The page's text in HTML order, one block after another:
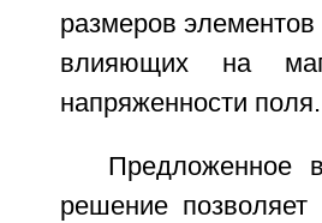
размеров
влияющих на
напряженности поля.
Предложенное
решение